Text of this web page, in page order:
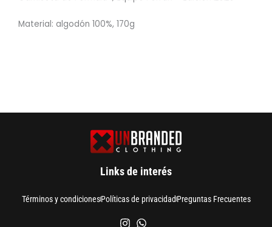
Material: algodón 100%, 170g
Links de interés
Términos y condicionesPolíticas de privacidadPreguntas Frecuentes